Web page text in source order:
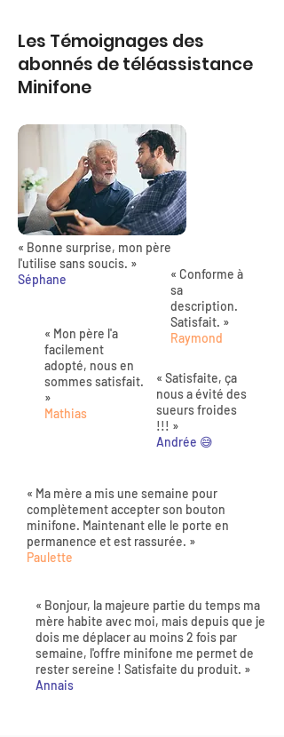
Les Témoignages des
abonnés de téléassistance
Minifone
« Bonne surprise, mon père
l'utilise sans soucis. »
Séphane
« Mon père l'a
facilement
adopté, nous en
sommes satisfait.
»
Mathias
« Conforme à
sa
description.
Satisfait. »
Raymond
« Satisfaite, ça
nous a évité des
sueurs froides
!!! »
Andrée 😅
« Ma mère a mis une semaine pour
complètement accepter son bouton
minifone. Maintenant elle le porte en
permanence et est rassurée. »
Paulette
« Bonjour, la majeure partie du temps ma
mère habite avec moi, mais depuis que je
dois me déplacer au moins 2 fois par
semaine, l'offre minifone me permet de
rester sereine ! Satisfaite du produit. »
Annais